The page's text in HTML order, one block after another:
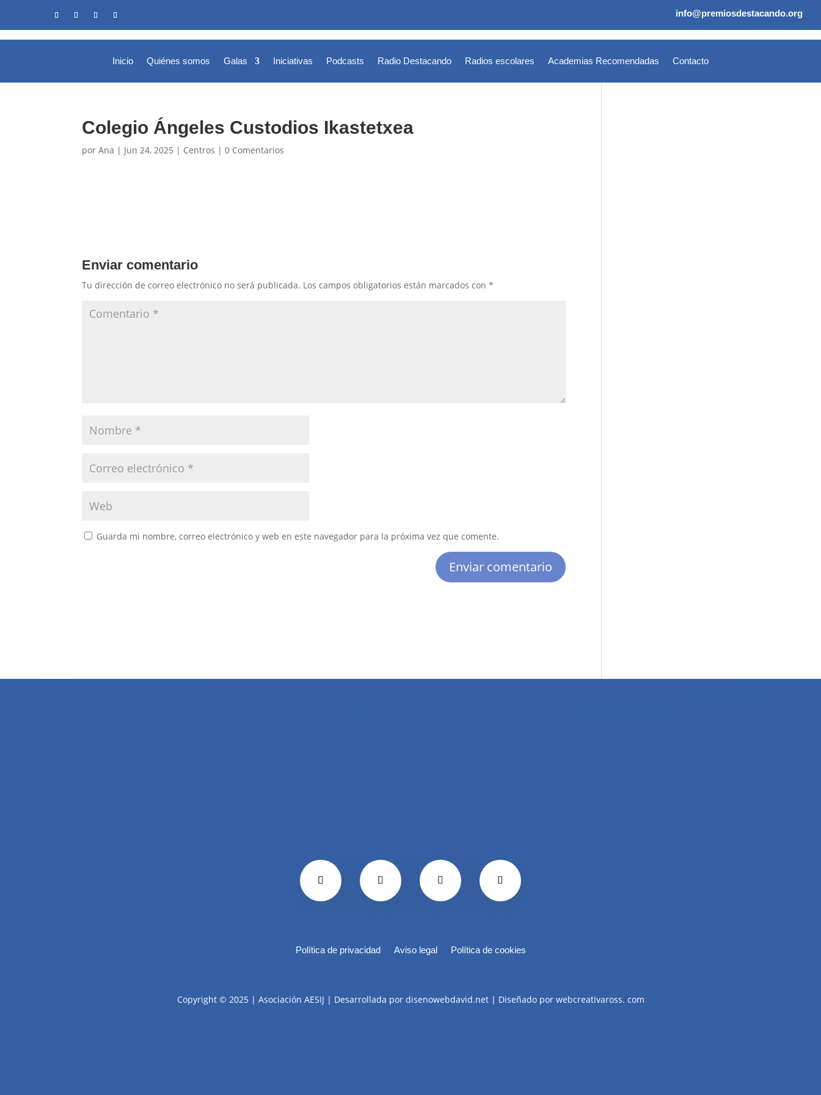
info@premiosdestacando.org
Inicio Quiénes somos Galas Iniciativas Podcasts Radio Destacando Radios escolares Academias Recomendadas Contacto
Colegio Ángeles Custodios Ikastetxea
porAna | Jun 24, 2025 | Centros |0 Comentarios
Enviar comentario
Tu dirección de correo electrónico no será publicada. Los campos obligatorios están marcados con*
Guarda mi nombre, correo electrónico y web en este navegador para la próxima vez que comente.
Política de privacidad Aviso legal Política de cookies
Copyright © 2025 | Asociación AESIJ | Desarrollada por disenowebdavid.net | Diseñado por webcreativaross. com